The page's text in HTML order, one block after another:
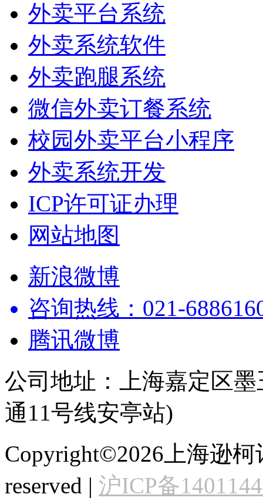
外卖平台系统
外卖系统软件
外卖跑腿系统
微信外卖订餐系统
校园外卖平台小程序
外卖系统开发
ICP许可证办理
网站地图
新浪微博
咨询热线：021-
腾讯微博
公司地址：上海嘉定区
通11号线安亭站)
Copyright©2026上海逊
reserved | 沪ICP备